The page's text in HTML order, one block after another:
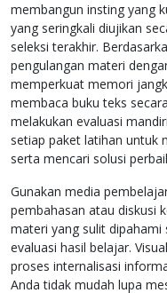
membangun insting yang
yang seringkali diujikan
seleksi terakhir.
pengulangan materi
memperkuat memori
membaca buku teks
melakukan evaluasi
setiap paket latihan untuk
serta mencari solusi
Gunakan media
pembahasan atau diskusi
materi yang sulit
evaluasi hasil belajar.
proses internalisasi
Anda tidak mudah lupa